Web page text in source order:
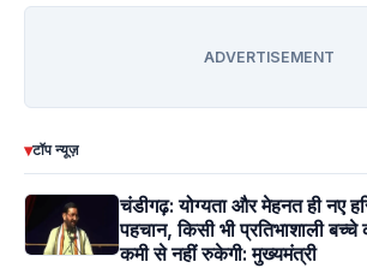
ADVERTISEMENT
▾टॉप न्यूज़
चंडीगढ़: योग्यता और मेहनत ही नए
पहचान, किसी भी प्रतिभाशाली
कमी से नहीं रुकेगी: मुख्यमंत्री